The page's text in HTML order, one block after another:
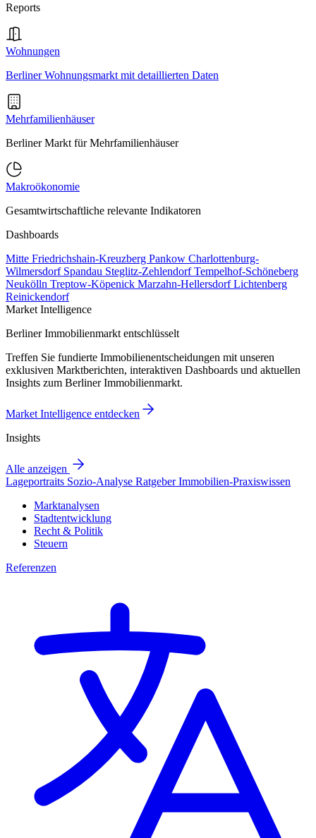
Reports
Wohnungen
Berliner Wohnungsmarkt mit detaillierten Daten
Mehrfamilienhäuser
Berliner Markt für Mehrfamilienhäuser
Makroökonomie
Gesamtwirtschaftliche relevante Indikatoren
Dashboards
Mitte Friedrichshain-Kreuzberg Pankow Charlottenburg-
Wilmersdorf Spandau Steglitz-ZehlendorfTempelhof-Schöneberg
Neukölln Treptow-Köpenick Marzahn-HellersdorfLichtenberg
Reinickendorf
Market Intelligence
Berliner Immobilienmarkt entschlüsselt
Treffen Sie fundierte Immobilienentscheidungen mit unseren
exklusiven Marktberichten, interaktiven Dashboards und aktuellen
Insights zum Berliner Immobilienmarkt.
Market Intelligence entdecken
Insights
Alle anzeigen
Lageportraits Sozio-Analyse RatgeberImmobilien-Praxiswissen
Marktanalysen
Stadtentwicklung
Recht & Politik
Steuern
Referenzen